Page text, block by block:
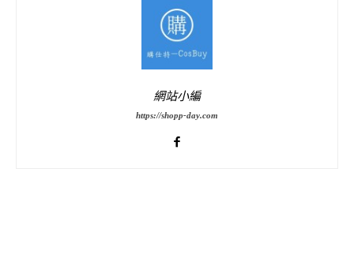
網站小編
https://shopp-day.com